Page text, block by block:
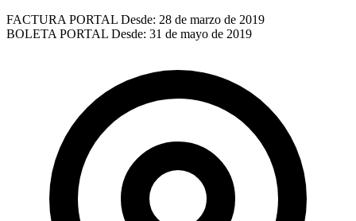
FACTURA PORTAL Desde: 28 de marzo de 2019
BOLETA PORTAL Desde: 31 de mayo de 2019